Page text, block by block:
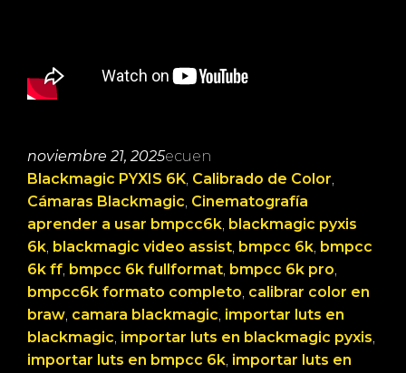
noviembre 21, 2025ecuen
Blackmagic PYXIS 6K Calibrado de Color
Cámaras Blackmagic Cinematografía
aprender a usar bmpcc6k blackmagic pyxis
6k blackmagic video assist bmpcc 6k bmpcc
6k ff bmpcc 6k fullformat bmpcc 6k pro
bmpcc6k formato completo calibrar color en
braw camara blackmagic importar luts en
blackmagic importar luts en blackmagic pyxis
importar luts en bmpcc 6k importar luts en